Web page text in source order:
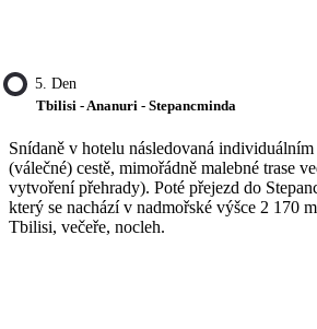
5. Den
Tbilisi - Ananuri - Stepancminda
Snídaně v hotelu následovaná
(válečné) cestě, mimořádně malebné trase
vytvoření přehrady). Poté přejezd do
který se nachází v nadmořské výšce 2 170
Tbilisi, večeře, nocleh.